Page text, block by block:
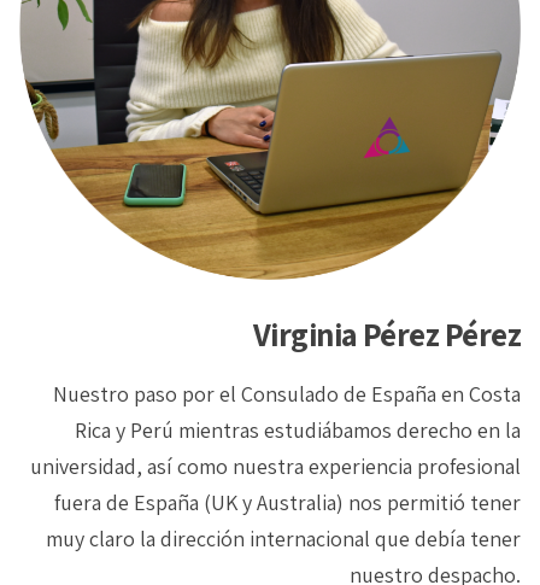
Virginia Pérez Pérez
Nuestro paso por el Consulado de España en Costa
Rica y Perú mientras estudiábamos derecho en la
universidad, así como nuestra experiencia profesional
fuera de España (UK y Australia) nos permitió tener
muy claro la dirección internacional que debía tener
nuestro despacho.